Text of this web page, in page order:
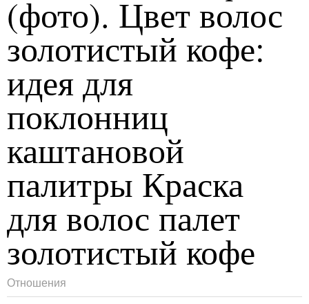
(фото). Цвет волос
золотистый кофе:
идея для
поклонниц
каштановой
палитры Краска
для волос палет
золотистый кофе
Отношения